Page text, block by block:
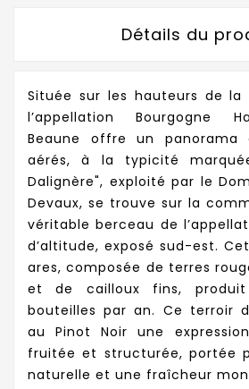
Détails du
Située sur les hauteurs de la
l’appellation Bourgogne
Beaune offre un panorama
aérés, à la typicité
Dalignère", exploité par le
Devaux, se trouve sur la
véritable berceau de
d’altitude, exposé sud-est.
ares, composée de terres
et de cailloux fins,
bouteilles par an. Ce terroir
au Pinot Noir une
fruitée et structurée, portée
naturelle et une fraîcheur